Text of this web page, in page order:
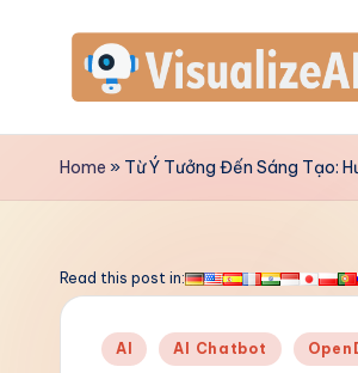
contentV
is
a
Home » Từ Ý Tưởng Đến Sáng Tạo:
Read this post in:
Posted
AI AI Chatbot